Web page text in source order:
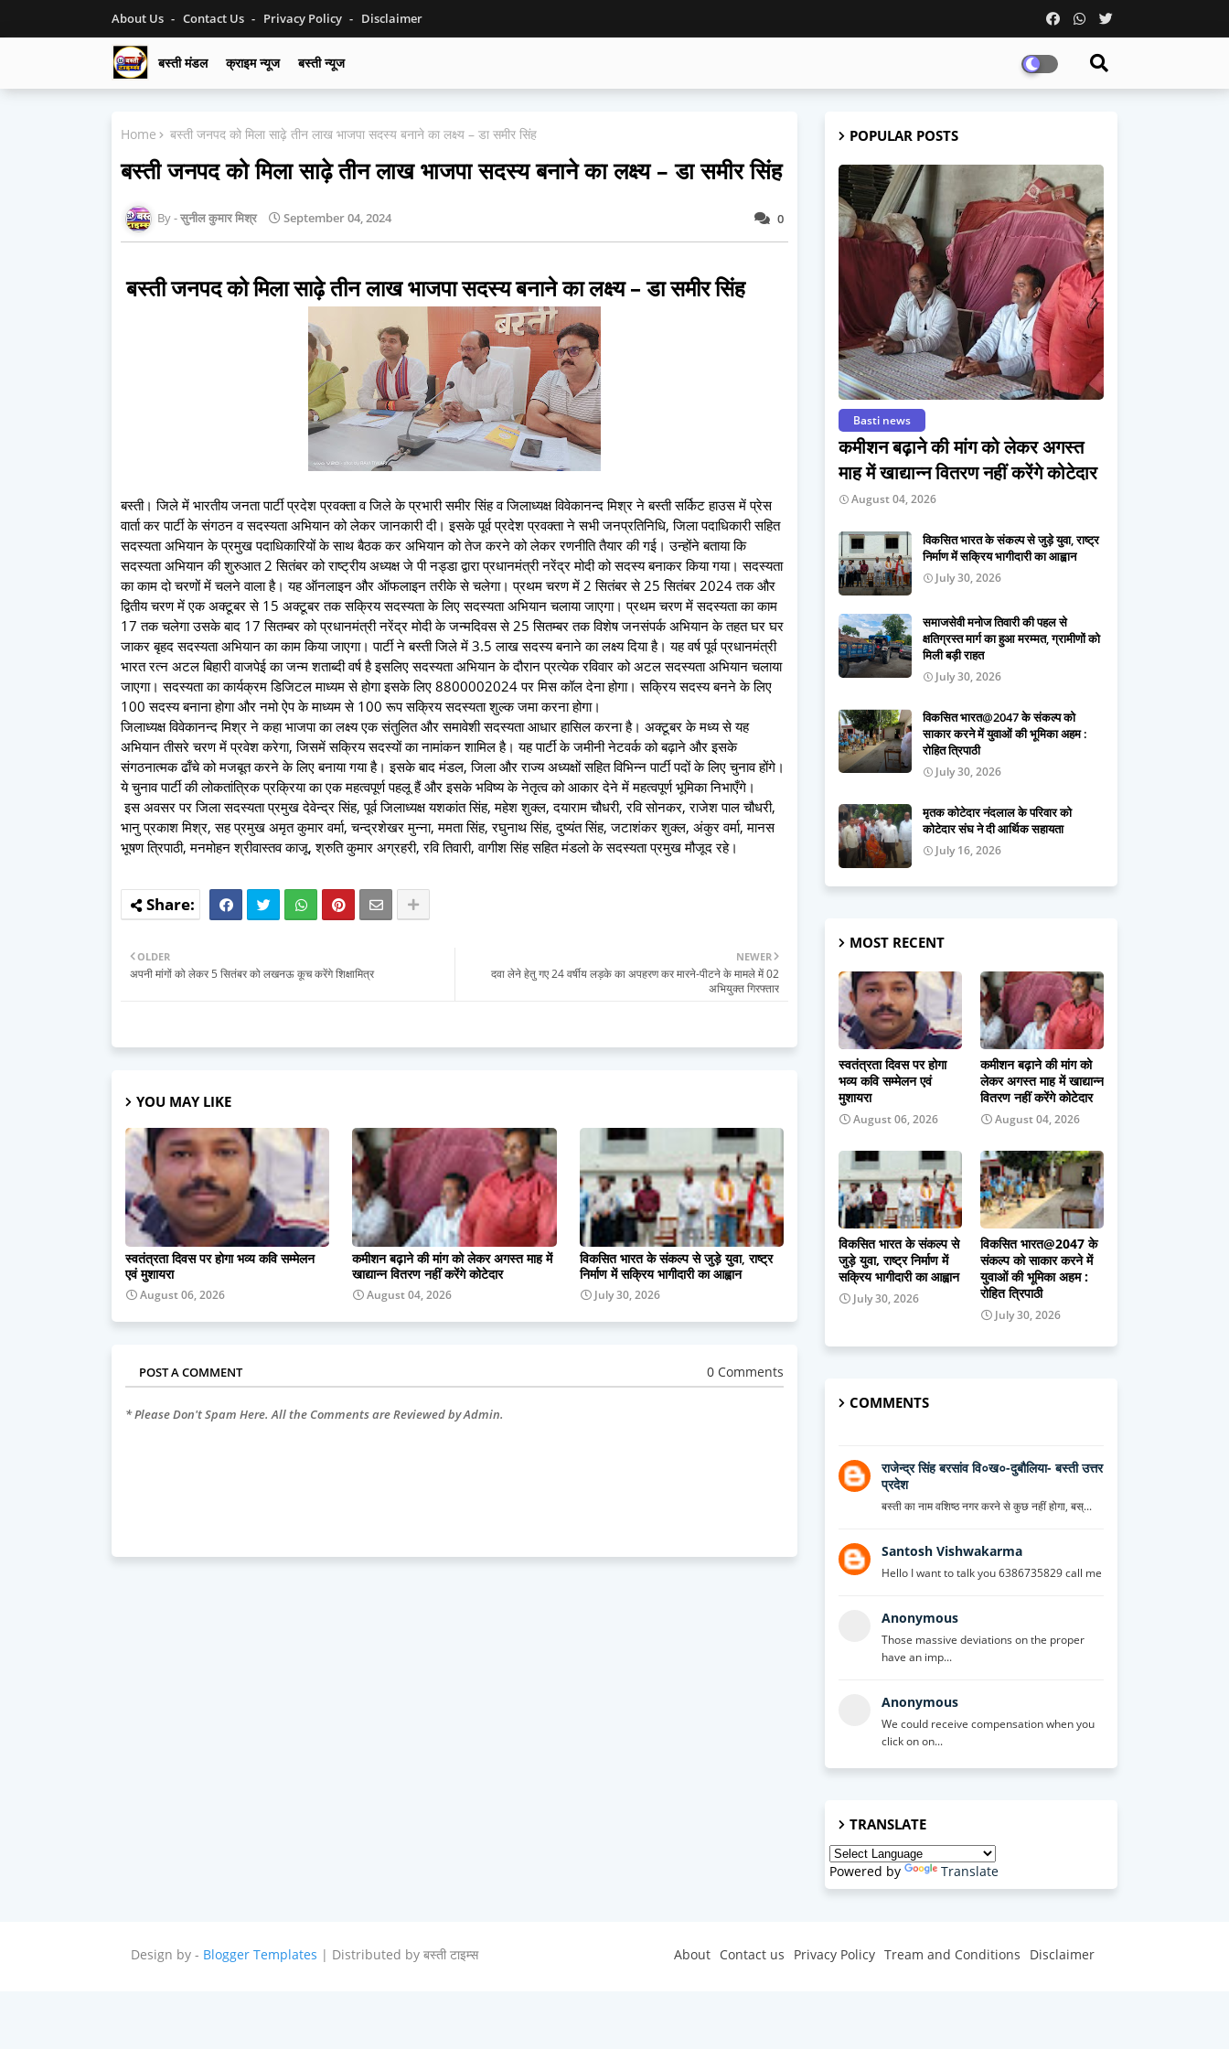
About Us Contact Us Privacy Policy Disclaimer
बस्ती मंडल क्राइम न्यूज बस्ती न्यूज
Home बस्ती जनपद को मिला साढ़े तीन लाख भाजपा सदस्य बनाने का लक्ष्य – डा समीर सिंह
बस्ती जनपद को मिला साढ़े तीन लाख भाजपा सदस्य बनाने का लक्ष्य – डा समीर सिंह
0
सुनील कुमार मिश्र September 04, 2024
बस्ती जनपद को मिला साढ़े तीन लाख भाजपा सदस्य बनाने का लक्ष्य – डा समीर सिंह
बस्ती। जिले में भारतीय जनता पार्टी प्रदेश प्रवक्ता व जिले के प्रभारी समीर सिंह व जिलाध्यक्ष विवेकानन्द मिश्र ने बस्ती सर्किट हाउस में प्रेस
वार्ता कर पार्टी के संगठन व सदस्यता अभियान को लेकर जानकारी दी। इसके पूर्व प्रदेश प्रवक्ता ने सभी जनप्रतिनिधि, जिला पदाधिकारी सहित
सदस्यता अभियान के प्रमुख पदाधिकारियों के साथ बैठक कर अभियान को तेज करने को लेकर रणनीति तैयार की गई। उन्होंने बताया कि
सदस्यता अभियान की शुरुआत 2 सितंबर को राष्ट्रीय अध्यक्ष जे पी नड्डा द्वारा प्रधानमंत्री नरेंद्र मोदी को सदस्य बनाकर किया गया। सदस्यता
का काम दो चरणों में चलने वाला है। यह ऑनलाइन और ऑफलाइन तरीके से चलेगा। प्रथम चरण में 2 सितंबर से 25 सितंबर 2024 तक और
द्वितीय चरण में एक अक्टूबर से 15 अक्टूबर तक सक्रिय सदस्यता के लिए सदस्यता अभियान चलाया जाएगा। प्रथम चरण में सदस्यता का काम
17 तक चलेगा उसके बाद 17 सितम्बर को प्रधानमंत्री नरेंद्र मोदी के जन्मदिवस से 25 सितम्बर तक विशेष जनसंपर्क अभियान के तहत घर घर
जाकर बृहद सदस्यता अभियान का काम किया जाएगा। पार्टी ने बस्ती जिले में 3.5 लाख सदस्य बनाने का लक्ष्य दिया है। यह वर्ष पूर्व प्रधानमंत्री
भारत रत्न अटल बिहारी वाजपेई का जन्म शताब्दी वर्ष है इसलिए सदस्यता अभियान के दौरान प्रत्येक रविवार को अटल सदस्यता अभियान चलाया
जाएगा। सदस्यता का कार्यक्रम डिजिटल माध्यम से होगा इसके लिए 8800002024 पर मिस कॉल देना होगा। सक्रिय सदस्य बनने के लिए
100 सदस्य बनाना होगा और नमो ऐप के माध्यम से 100 रूप सक्रिय सदस्यता शुल्क जमा करना होगा।
जिलाध्यक्ष विवेकानन्द मिश्र ने कहा भाजपा का लक्ष्य एक संतुलित और समावेशी सदस्यता आधार हासिल करना है। अक्टूबर के मध्य से यह
अभियान तीसरे चरण में प्रवेश करेगा, जिसमें सक्रिय सदस्यों का नामांकन शामिल है। यह पार्टी के जमीनी नेटवर्क को बढ़ाने और इसके
संगठनात्मक ढाँचे को मजबूत करने के लिए बनाया गया है। इसके बाद मंडल, जिला और राज्य अध्यक्षों सहित विभिन्न पार्टी पदों के लिए चुनाव होंगे।
ये चुनाव पार्टी की लोकतांत्रिक प्रक्रिया का एक महत्वपूर्ण पहलू हैं और इसके भविष्य के नेतृत्व को आकार देने में महत्वपूर्ण भूमिका निभाएँगे।
इस अवसर पर जिला सदस्यता प्रमुख देवेन्द्र सिंह, पूर्व जिलाध्यक्ष यशकांत सिंह, महेश शुक्ल, दयाराम चौधरी, रवि सोनकर, राजेश पाल चौधरी,
भानु प्रकाश मिश्र, सह प्रमुख अमृत कुमार वर्मा, चन्द्रशेखर मुन्ना, ममता सिंह, रघुनाथ सिंह, दुष्यंत सिंह, जटाशंकर शुक्ल, अंकुर वर्मा, मानस
भूषण त्रिपाठी, मनमोहन श्रीवास्तव काजू, श्रुति कुमार अग्रहरी, रवि तिवारी, वागीश सिंह सहित मंडलो के सदस्यता प्रमुख मौजूद रहे।
NEWER
दवा लेने हेतु गए 24 वर्षीय लड़के का अपहरण कर मारने-पीटने के मामले में 02
अभियुक्त गिरफ्तार
OLDER
अपनी मांगों को लेकर 5 सितंबर को लखनऊ कूच करेंगे शिक्षामित्र
YOU MAY LIKE
स्वतंत्रता दिवस पर होगा भव्य कवि सम्मेलन
एवं मुशायरा
August 06, 2026
कमीशन बढ़ाने की मांग को लेकर अगस्त माह में
खाद्यान्न वितरण नहीं करेंगे कोटेदार
August 04, 2026
विकसित भारत के संकल्प से जुड़े युवा, राष्ट्र
निर्माण में सक्रिय भागीदारी का आह्वान
July 30, 2026
POST A COMMENT 0 Comments
* Please Don't Spam Here. All the Comments are Reviewed by Admin.
POPULAR POSTS
Basti news
कमीशन बढ़ाने की मांग को लेकर अगस्त
माह में खाद्यान्न वितरण नहीं करेंगे कोटेदार
August 04, 2026
विकसित भारत के संकल्प से जुड़े युवा, राष्ट्र
निर्माण में सक्रिय भागीदारी का आह्वान
July 30, 2026
समाजसेवी मनोज तिवारी की पहल से
क्षतिग्रस्त मार्ग का हुआ मरम्मत, ग्रामीणों को
मिली बड़ी राहत
July 30, 2026
विकसित भारत@2047 के संकल्प को
साकार करने में युवाओं की भूमिका अहम :
रोहित त्रिपाठी
July 30, 2026
मृतक कोटेदार नंदलाल के परिवार को
कोटेदार संघ ने दी आर्थिक सहायता
July 16, 2026
MOST RECENT
स्वतंत्रता दिवस पर होगा
भव्य कवि सम्मेलन एवं
मुशायरा
August 06, 2026
कमीशन बढ़ाने की मांग को
लेकर अगस्त माह में खाद्यान्न
वितरण नहीं करेंगे कोटेदार
August 04, 2026
विकसित भारत के संकल्प से
जुड़े युवा, राष्ट्र निर्माण में
सक्रिय भागीदारी का आह्वान
July 30, 2026
विकसित भारत@2047 के
संकल्प को साकार करने में
युवाओं की भूमिका अहम :
रोहित त्रिपाठी
July 30, 2026
COMMENTS
राजेन्द्र सिंह बरसांव वि०ख०-दुबौलिया- बस्ती उत्तर
प्रदेश
बस्ती का नाम वशिष्ठ नगर करने से कुछ नहीं होगा, बस्...
Santosh Vishwakarma
Hello I want to talk you 6386735829 call me
Anonymous
Those massive deviations on the proper
have an imp...
Anonymous
We could receive compensation when you
click on on...
TRANSLATE
Powered by Translate
About Contact us Privacy Policy Tream and Conditions Disclaimer
Design by - Blogger Templates | Distributed by बस्ती टाइम्स